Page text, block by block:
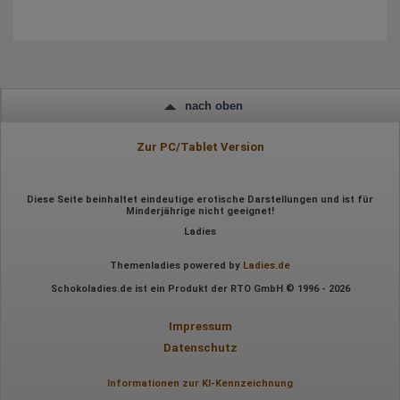
Gerätebestriebssystem
Eindeutige Benutzerkennung
Europäische Union
Rechtliche Grundlage der Verarbeitung
nach oben
Zur PC/Tablet Version
Diese Seite beinhaltet eindeutige erotische Darstellungen und ist für
Minderjährige nicht geeignet!
Ladies
Themenladies powered by Ladies.de
Schokoladies.de ist ein Produkt der RTO GmbH © 1996 - 2026
Impressum
Datenschutz
Informationen zur KI-Kennzeichnung